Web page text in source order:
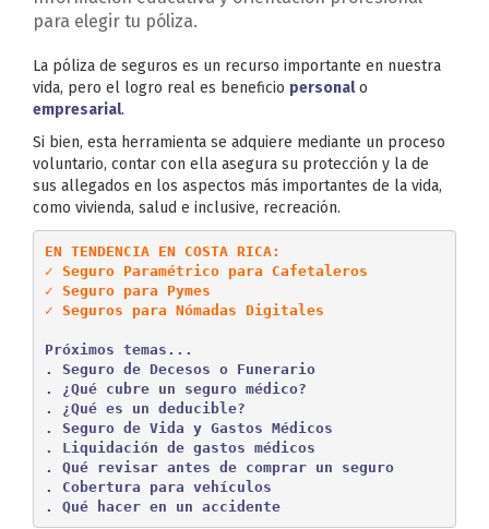
para elegir tu póliza.
La póliza de seguros es un recurso importante en nuestra
vida, pero el logro real es beneficio personalo
empresarial.
Si bien, esta herramienta se adquiere mediante un proceso
voluntario, contar con ella asegura su protección y la de
sus allegados en los aspectos más importantes de la vida,
como vivienda, salud e inclusive, recreación.
EN TENDENCIA EN COSTA RICA:
✓ Seguro Paramétrico para Cafetaleros
✓ Seguro para Pymes
✓ Seguros para Nómadas Digitales
Próximos temas...
. Seguro de Decesos o Funerario
. ¿Qué cubre un seguro médico?
. ¿Qué es un deducible?
. Seguro de Vida y Gastos Médicos
. Liquidación de gastos médicos
. Qué revisar antes de comprar un seguro
. Cobertura para vehículos
. Qué hacer en un accidente